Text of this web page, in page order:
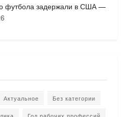
футбола задержали в США —
Актуальное Без категории
Год рабочих профессий